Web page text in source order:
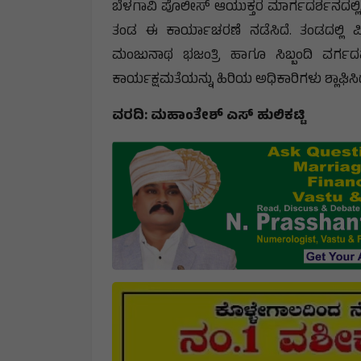
ಬೆಳಗಾವಿ ಪೊಲೀಸ್ ಆಯುಕ್ತರ ಮಾರ್ಗದರ್ಶನದಲ್ಲಿ,
ತಂಡ ಈ ಕಾರ್ಯಾಚರಣೆ ನಡೆಸಿದೆ. ತಂಡದಲ್ಲಿ
ಮಂಜುನಾಥ ಭಜಂತ್ರಿ ಹಾಗೂ ಸಿಬ್ಬಂದಿ
ಕಾರ್ಯಕ್ಷಮತೆಯನ್ನು ಹಿರಿಯ ಅಧಿಕಾರಿಗಳು
ವರದಿ: ಮಹಾಂತೇಶ್ ಎಸ್ ಹುಲಿಕಟ್ಟಿ